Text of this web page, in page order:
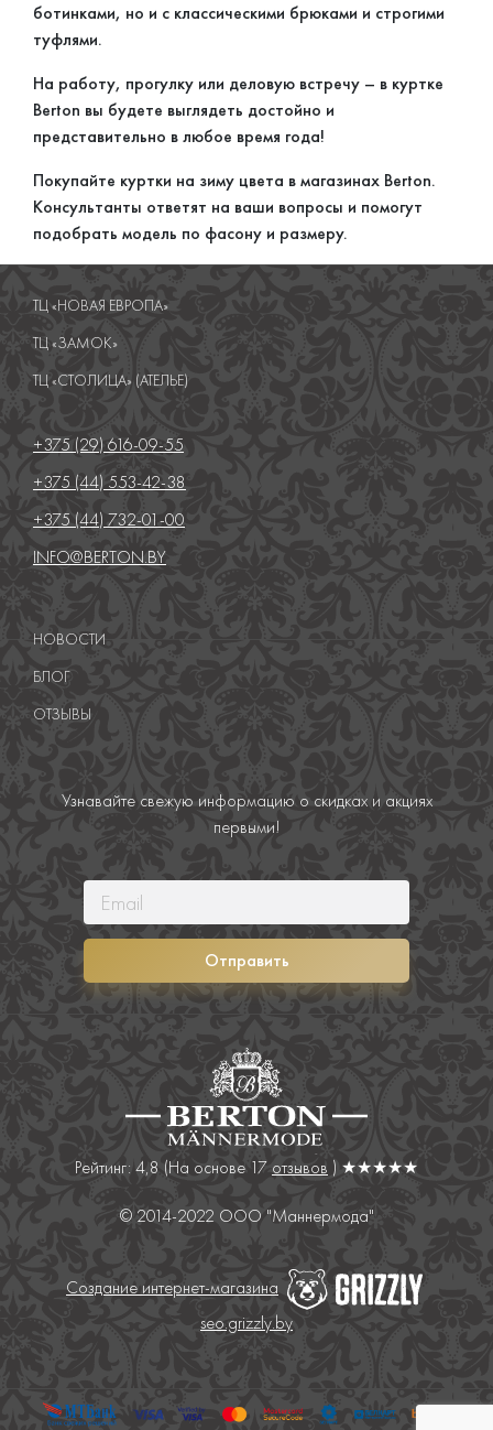
ботинками, но и с классическими брюками и строгими
туфлями.
На работу, прогулку или деловую встречу – в куртке
Berton вы будете выглядеть достойно и
представительно в любое время года!
Покупайте куртки на зиму цвета в магазинах Berton.
Консультанты ответят на ваши вопросы и помогут
подобрать модель по фасону и размеру.
Рейтинг: 4,8 (На основе 17 отзывов ) ★★★★★
© 2014-2022 ООО "Маннермода"
Создание интернет-магазина
seo.grizzly.by
НОВОСТИ
БЛОГ
ОТЗЫВЫ
ТЦ «НОВАЯ ЕВРОПА»
ТЦ «ЗАМОК»
ТЦ «СТОЛИЦА» (АТЕЛЬЕ)
+375 (29) 616-09-55
+375 (44) 553-42-38
+375 (44) 732-01-00
INFO@BERTON.BY
Узнавайте свежую информацию о скидках и акциях
первыми!
Отправить